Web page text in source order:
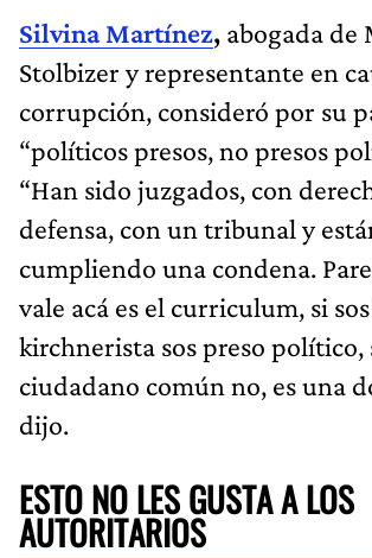
Silvina Martínez, abogada de
Stolbizer y representante en
corrupción, consideró por su
“políticos presos, no presos
“Han sido juzgados, con
defensa, con un tribunal y
cumpliendo una condena.
vale acá es el curriculum, si
kirchnerista sos preso político,
ciudadano común no, es una
dijo.
ESTO NO LES GUSTA A LOS
AUTORITARIOS